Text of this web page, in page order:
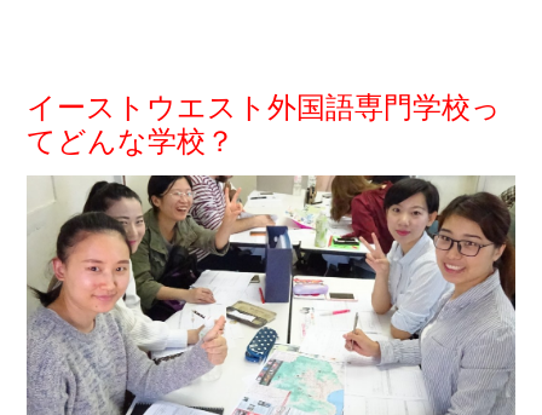
イーストウエスト外国語専門学校っ
てどんな学校？